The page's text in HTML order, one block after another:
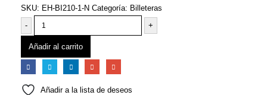
SKU: EH-BI210-1-N Categoría: Billeteras
-
+
Añadir al carrito
Añadir a la lista de deseos